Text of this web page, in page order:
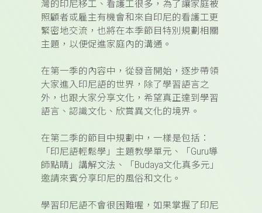
灣的印尼移工、看護工很多，為了讓家庭被
照顧者或雇主有機會和來自印尼的看護工更
緊密地交流，也將在本季節目特別規劃相關
主題，以便促進家庭內的溝通。
在第一季的內容中，從發音開始，逐步帶領
大家進入印尼語的世界，除了學習語言之
外，也跟大家分享文化，希望真正達到學習
語言、認識文化、欣賞異文化的境界。
在第二季的節目中規劃中，一樣是包括：
「印尼語輕鬆學」主題教學單元、「 Guru導
師點睛」講解文法、「 Budaya文化真多元」
邀請來賓分享印尼的風俗和文化。
學習印尼語不會很困難喔，如果掌握了印尼